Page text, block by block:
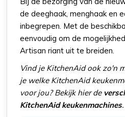
de deeghaak, menghaak en
inbegrepen. Met de
eenvoudig om de
Artisan riant uit te breiden.
Vind je KitchenAid ook zo'n
je welke KitchenAid
voor jou? Bekijk hier de
KitchenAid keukenmachines.